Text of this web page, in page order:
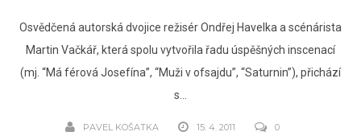
Osvědčená autorská dvojice režisér Ondřej Havelka a scénárista
Martin Vačkář, která spolu vytvořila řadu úspěšných inscenací
(mj. “Má férová Josefína”, “Muži v ofsajdu”, “Saturnin”), přichází
s...
PAVEL KOŠATKA 15. 4. 2011 0